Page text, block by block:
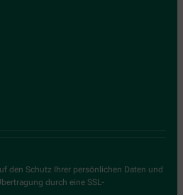
den Schutz Ihrer persönlichen Daten und
durch eine SSL-